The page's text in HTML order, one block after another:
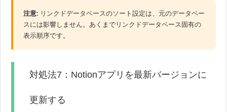
注意: リンクドデータベースのソート設定は、元のデータベー
スには影響しません。あくまでリンクドデータベース固有の
表示順序です。
対処法7：Notionアプリを最新バージョンに
更新する